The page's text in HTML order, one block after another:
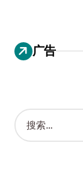
广告
搜
索
：